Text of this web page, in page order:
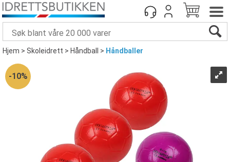
Hjem>Skoleidrett>Håndball > Håndballer
10%